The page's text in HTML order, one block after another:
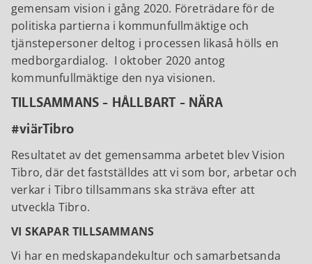
gemensam vision i gång 2020. Företrädare för de
politiska partierna i kommunfullmäktige och
tjänstepersoner deltog i processen likaså hölls en
medborgardialog. I oktober 2020 antog
kommunfullmäktige den nya visionen.
TILLSAMMANS - HÅLLBART - NÄRA
#viärTibro
Resultatet av det gemensamma arbetet blev Vision
Tibro, där det fastställdes att vi som bor, arbetar och
verkar i Tibro tillsammans ska sträva efter att
utveckla Tibro.
VI SKAPAR TILLSAMMANS
Vi har en medskapandekultur och samarbetsanda